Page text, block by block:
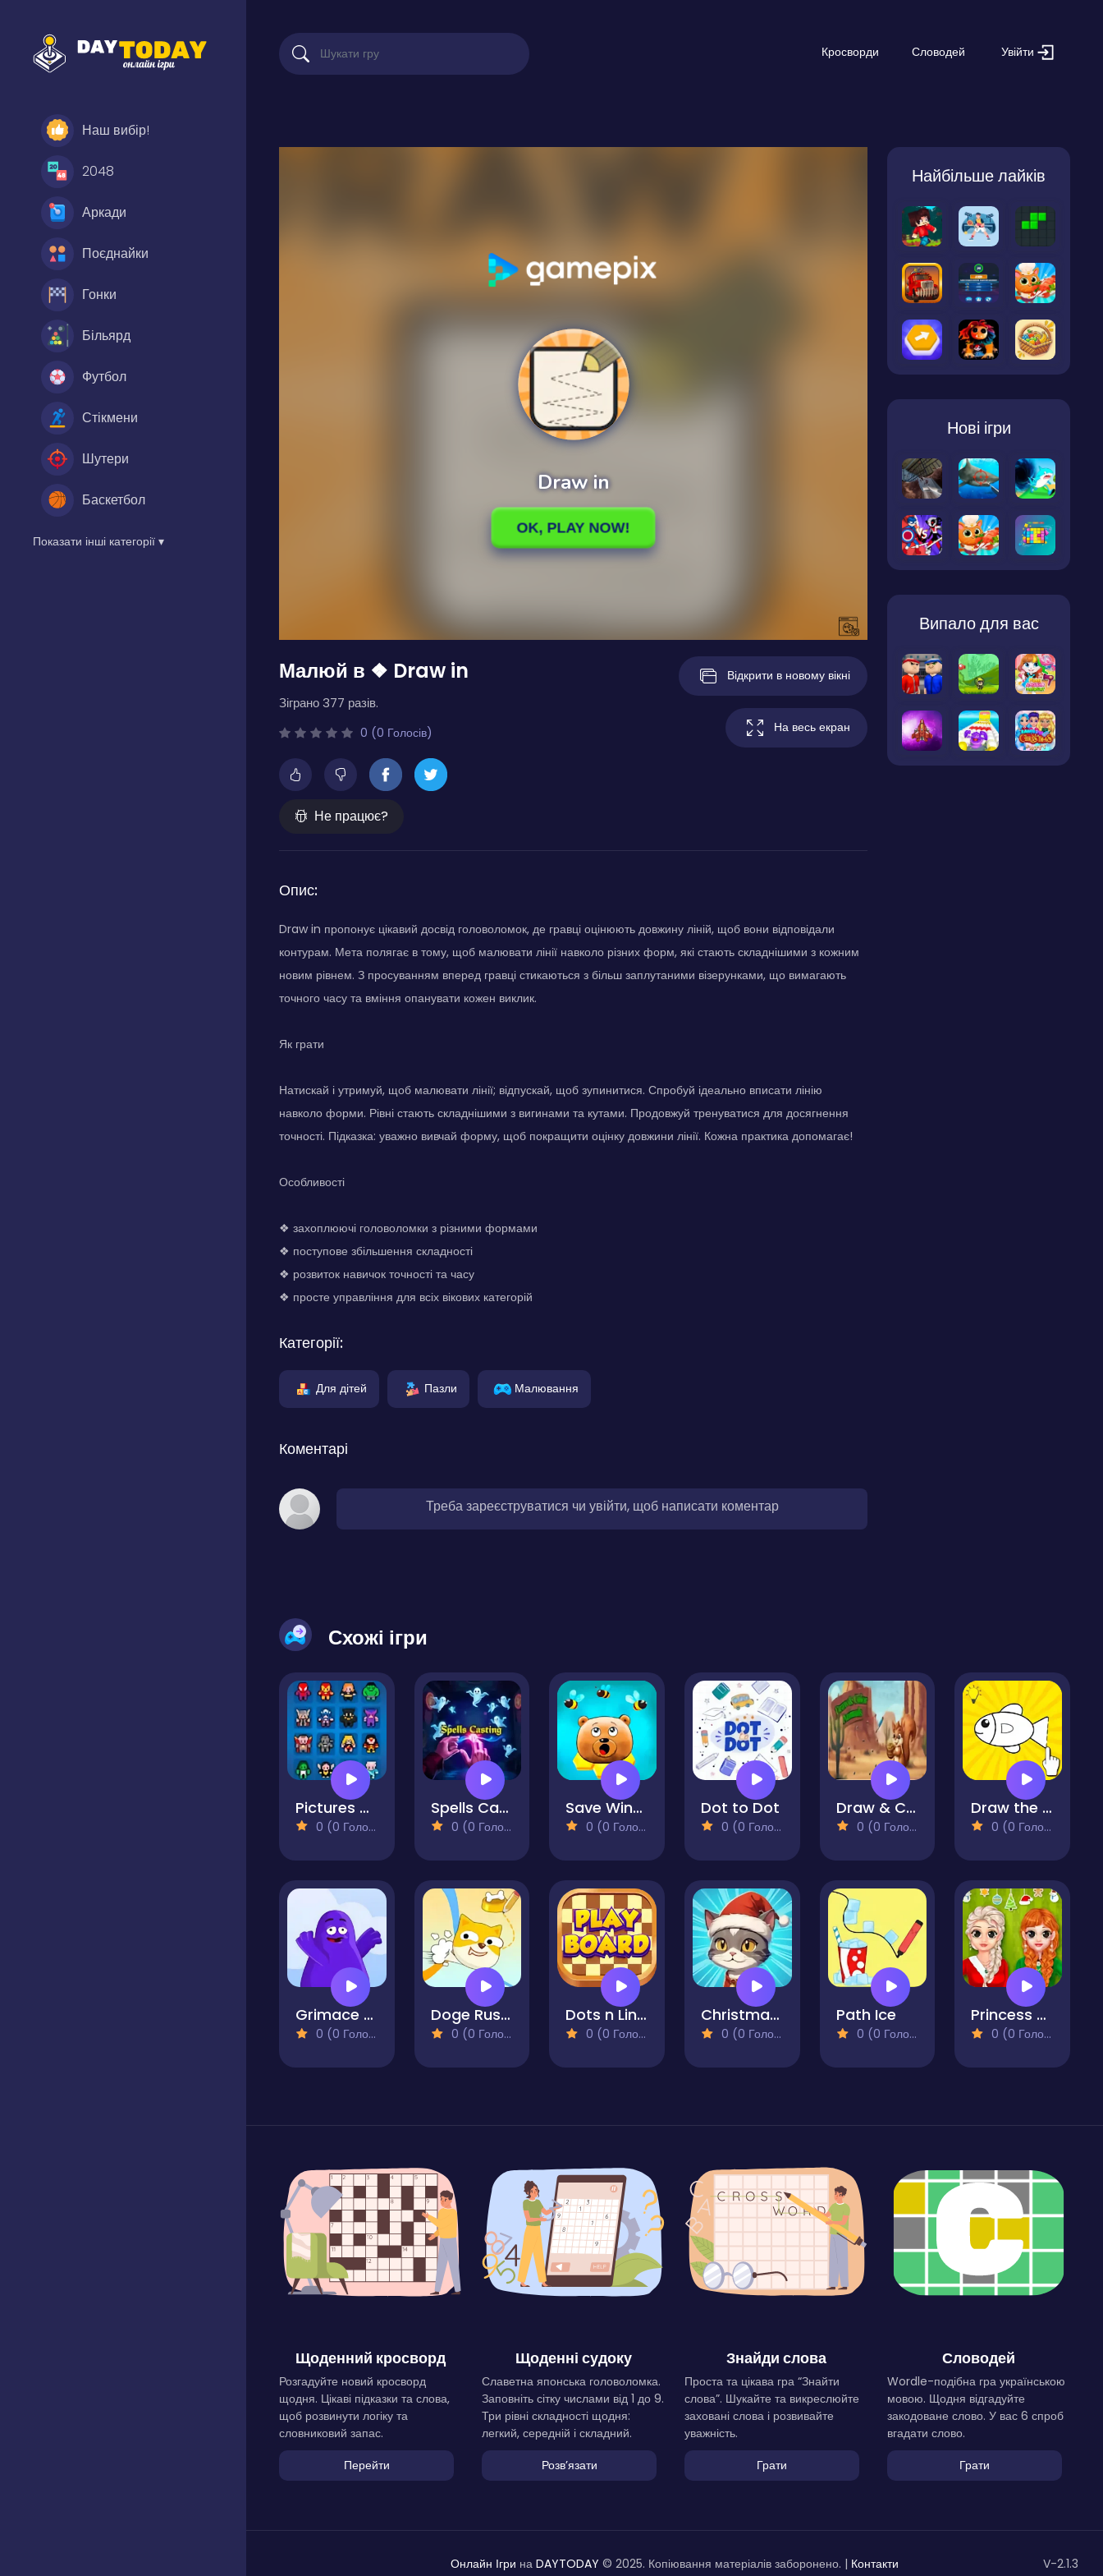
Наш вибір!
2048
Аркади
Поєднайки
Гонки
Більярд
Футбол
Стікмени
Шутери
Баскетбол
Показати інші категорії ▾
Кросворди Словодей Увійти
Малюй в ❖ Draw in
Зіграно 377 разів.
0 (0 Голосів)
Не працює?
Відкрити в новому вікні
На весь екран
Опис:
Draw in пропонує цікавий досвід головоломок, де гравці оцінюють довжину ліній, щоб вони відповідали
контурам. Мета полягає в тому, щоб малювати лінії навколо різних форм, які стають складнішими з кожним
новим рівнем. З просуванням вперед гравці стикаються з більш заплутаними візерунками, що вимагають
точного часу та вміння опанувати кожен виклик.
Як грати
Натискай і утримуй, щоб малювати лінії; відпускай, щоб зупинитися. Спробуй ідеально вписати лінію
навколо форми. Рівні стають складнішими з вигинами та кутами. Продовжуй тренуватися для досягнення
точності. Підказка: уважно вивчай форму, щоб покращити оцінку довжини лінії. Кожна практика допомагає!
Особливості
❖ захоплюючі головоломки з різними формами
❖ поступове збільшення складності
❖ розвиток навичок точності та часу
❖ просте управління для всіх вікових категорій
Категорії:
Для дітей Пазли Малювання
Коментарі
Треба зареєструватися чи увійти, щоб написати коментар
Найбільше лайків
Нові ігри
Випало для вас
Схожі ігри
Pictures by Numbers - Superheroes
0 (0 Голосів)
Spells Casting
0 (0 Голосів)
Save Winnie
0 (0 Голосів)
Dot to Dot
0 (0 Голосів)
Draw & Color Animals
0 (0 Голосів)
Draw the Rest Challenge
0 (0 Голосів)
Grimace Shake Draw and Erase
0 (0 Голосів)
Doge Rush Draw Home Puzzle
0 (0 Голосів)
Dots n Lines
0 (0 Голосів)
Christmas Sorting
0 (0 Голосів)
Path Ice
0 (0 Голосів)
Princess Ready For Christmas
0 (0 Голосів)
Щоденний кросворд
Розгадуйте новий кросворд
щодня. Цікаві підказки та слова,
щоб розвинути логіку та
словниковий запас.
Перейти
Щоденні судоку
Славетна японська головоломка.
Заповніть сітку числами від 1 до 9.
Три рівні складності щодня:
легкий, середній і складний.
Розвʼязати
Знайди слова
Проста та цікава гра “Знайти
слова”. Шукайте та викреслюйте
заховані слова і розвивайте
уважність.
Грати
Словодей
Wordle-подібна гра українською
мовою. Щодня відгадуйте
закодоване слово. У вас 6 спроб
вгадати слово.
Грати
Онлайн Ігри на DAYTODAY © 2025. Копіювання матеріалів заборонено. | Контакти V-2.1.3